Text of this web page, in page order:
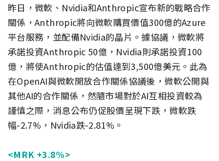
昨日，微軟、Nvidia和Anthropic宣布新的戰略合作
關係，Anthropic將向微軟購買價值300億的Azure
平台服務，並配備Nvidia的晶片。據協議，微軟將
承諾投資Anthropic 50億，Nvidia則承諾投資100
億，將使Anthropic的估值達到3,500億美元。此為
在OpenAI與微軟開放合作關係協議後，微軟公開與
其他AI的合作關係，然隨市場對於AI互相投資較為
謹慎之際，消息公布仍促股價呈現下跌，微軟跌
幅-2.7%，Nvidia跌-2.81%。
<MRK +3.8%>